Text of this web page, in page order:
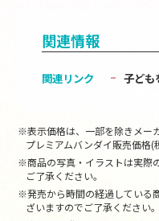
関連情報
関連リンク 子ども
※表示価格は、一部を除きメー
プレミアムバンダイ販売価格(
※商品の写真・イラストは実際
ご了承ください。
※発売から時間の経過している
ざいますのでご了承ください。